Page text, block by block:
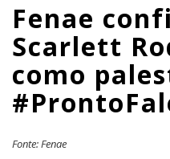
|
APCEF/SP
Fenae
Scarlett
como
Fonte: Fenae